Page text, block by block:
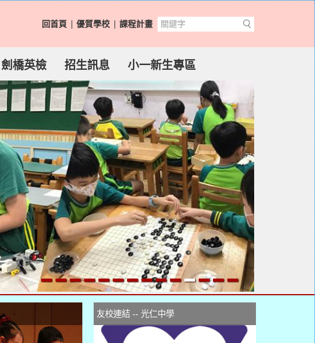
回首頁 優質學校 課程計畫
劍橋英檢 招生訊息 小一新生專區
友校連結 -- 光仁中學